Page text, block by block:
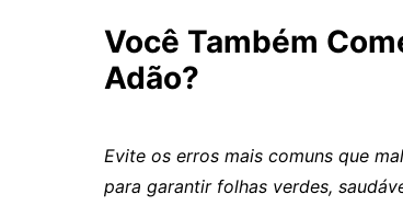
Você Também
Adão?
Evite os erros mais comuns que
para garantir folhas verdes,